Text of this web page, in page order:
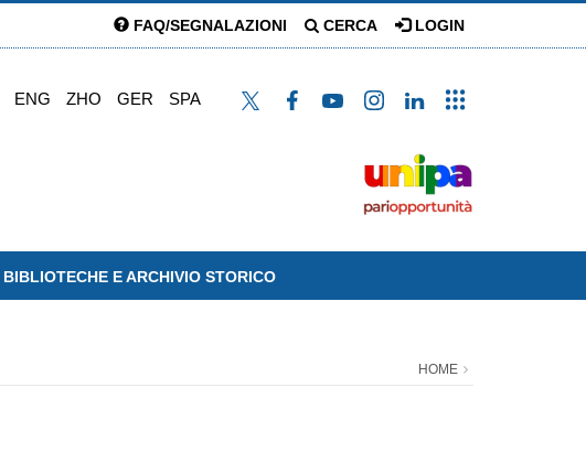
FAQ/SEGNALAZIONI CERCA LOGIN
ENG ZHO GER SPA
BIBLIOTECHE E ARCHIVIO STORICO
HOME